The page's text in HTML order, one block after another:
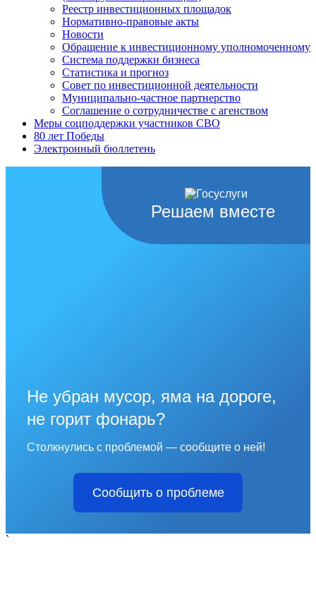
Реестр инвестиционных площадок
Нормативно-правовые акты
Новости
Обращение к инвестиционному уполномоченному
Система поддержки бизнеса
Статистика и прогноз
Совет по инвестиционной деятельности
Муниципально-частное партнерство
Соглашение о сотрудничестве с агенством
Меры соцподдержки участников СВО
80 лет Победы
Электронный бюллетень
Решаем вместе
Не убран мусор, яма на дороге,
не горит фонарь?
Столкнулись с проблемой — сообщите о ней!
Сообщить о проблеме
`